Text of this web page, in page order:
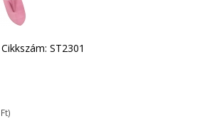
Ft)
Cikkszám: ST2301